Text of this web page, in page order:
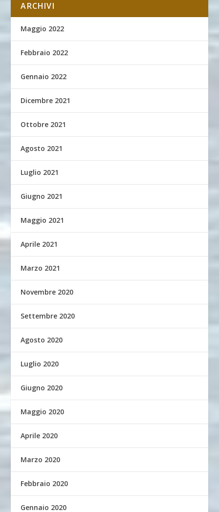
ARCHIVI
Maggio 2022
Febbraio 2022
Gennaio 2022
Dicembre 2021
Ottobre 2021
Agosto 2021
Luglio 2021
Giugno 2021
Maggio 2021
Aprile 2021
Marzo 2021
Novembre 2020
Settembre 2020
Agosto 2020
Luglio 2020
Giugno 2020
Maggio 2020
Aprile 2020
Marzo 2020
Febbraio 2020
Gennaio 2020